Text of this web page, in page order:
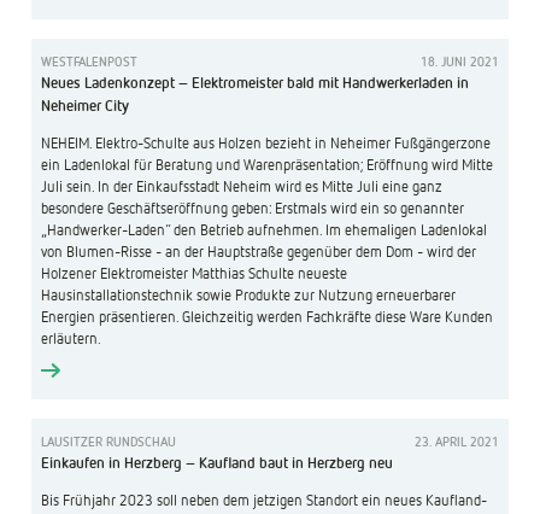
WESTFALENPOST 18. JUNI 2021
Neues Ladenkonzept – Elektromeister bald mit Handwerkerladen in
Neheimer City
NEHEIM. Elektro-Schulte aus Holzen bezieht in Neheimer Fußgängerzone
ein Ladenlokal für Beratung und Warenpräsentation; Eröffnung wird Mitte
Juli sein. In der Einkaufsstadt Neheim wird es Mitte Juli eine ganz
besondere Geschäftseröffnung geben: Erstmals wird ein so genannter
„Handwerker-Laden“ den Betrieb aufnehmen. Im ehemaligen Ladenlokal
von Blumen-Risse - an der Hauptstraße gegenüber dem Dom - wird der
Holzener Elektromeister Matthias Schulte neueste
Hausinstallationstechnik sowie Produkte zur Nutzung erneuerbarer
Energien präsentieren. Gleichzeitig werden Fachkräfte diese Ware Kunden
erläutern.
LAUSITZER RUNDSCHAU 23. APRIL 2021
Einkaufen in Herzberg – Kaufland baut in Herzberg neu
Bis Frühjahr 2023 soll neben dem jetzigen Standort ein neues Kaufland-